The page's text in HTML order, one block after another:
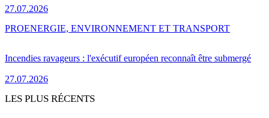
27.07.2026
Incendies ravageurs : l'exécutif européen reconnaît être submergé
27.07.2026
PROENERGIE, ENVIRONNEMENT ET TRANSPORT
LES PLUS RÉCENTS